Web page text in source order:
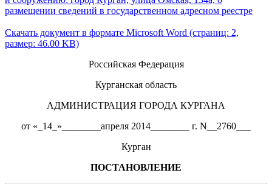
размещении сведений в государственном адресном реестре
Скачать документ в формате Microsoft Word (страниц: 2,
размер: 46.00 KB)
Российская Федерация
Курганская область
АДМИНИСТРАЦИЯ ГОРОДА КУРГАНА
от «_14_»________апреля 2014________ г. N__2760___
Курган
ПОСТАНОВЛЕНИЕ